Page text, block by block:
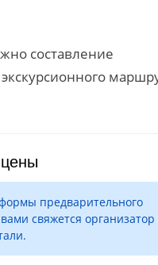
составление
предварительного
свяжется организатор